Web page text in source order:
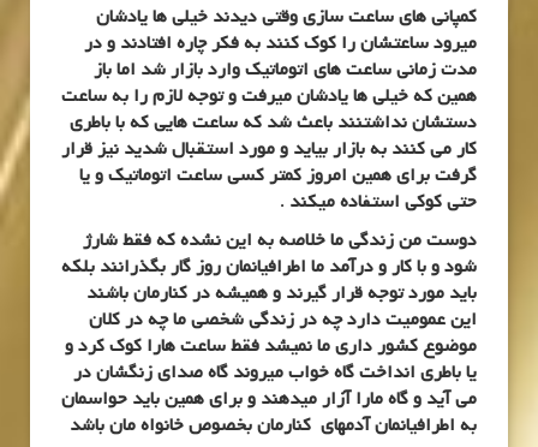
کمپانی های ساعت سازی وقتی دیدند خیلی ها یادشان
میرود ساعتشان را کوک کنند به فکر چاره افتادند و در
مدت زمانی ساعت های اتوماتیک وارد بازار شد اما باز
همین که خیلی ها یادشان میرفت و توجه لازم را به ساعت
دستشان نداشتنند باعث شد که ساعت هایی که با باطری
کار می کنند به بازار بیاید و مورد استقبال شدید نیز قرار
گرفت برای همین امروز کمتر کسی ساعت اتوماتیک و یا
حتی کوکی استفاده میکند .
دوست من زندگی ما خلاصه به این نشده که فقط شارژ
شود و با کار و درآمد ما اطرافیانمان روز گار بگذرانند بلکه
باید مورد توجه قرار گیرند و همیشه در کنارمان باشند
این عمومیت دارد چه در زندگی شخصی ما چه در کلان
موضوع کشور داری ما نمیشد فقط ساعت هارا کوک کرد و
یا باطری انداخت گاه خواب میروند گاه صدای زنگشان در
می آید و گاه مارا آزار میدهند و برای همین باید حواسمان
به اطرافیانمان آدمهای کنارمان بخصوص خانواه مان باشد